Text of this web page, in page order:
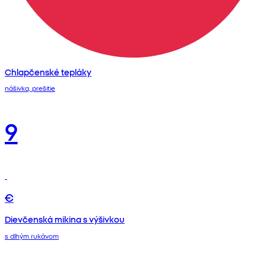
Chlapčenské tepláky
nášivka, prešitie
9
€
Dievčenská mikina s výšivkou
s dlhým rukávom